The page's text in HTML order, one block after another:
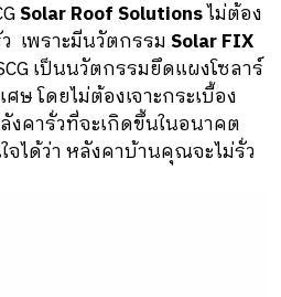
Solar Roof Solutionsไม่ต้อง
เพราะมีนวัตกรรม Solar FIX
เป็นนวัตกรรมยึดแผงโซลาร์
โดยไม่ต้องเจาะกระเบื้อง
คารั่วที่จะเกิดขึ้นในอนาคต
จได้ว่า หลังคาบ้านคุณจะไม่รั่ว